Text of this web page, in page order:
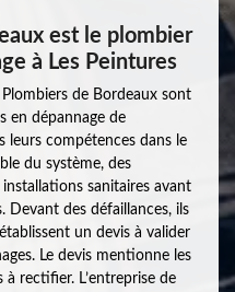
est le plombier
à Les Peintures
Plombiers de Bordeaux sont
en dépannage de
leurs compétences dans le
du système, des
sanitaires avant
Devant des défaillances, ils
un devis à valider
Le devis mentionne les
à rectifier. L’entreprise de